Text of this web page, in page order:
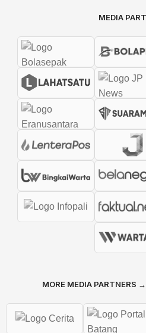
MEDIA
MORE MEDIA PARTNERS